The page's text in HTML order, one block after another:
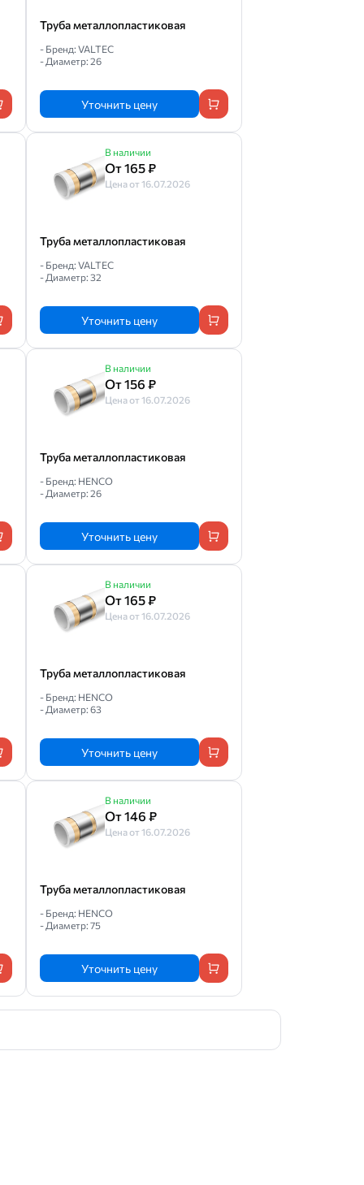
Труба металлопластиковая
- Бренд: VALTEC
- Диаметр: 26
Уточнить цену
В наличии
От 165 ₽
Цена от 16.07.2026
Труба металлопластиковая
- Бренд: VALTEC
- Диаметр: 32
Уточнить цену
В наличии
От 156 ₽
Цена от 16.07.2026
Труба металлопластиковая
- Бренд: HENCO
- Диаметр: 26
Уточнить цену
В наличии
От 165 ₽
Цена от 16.07.2026
Труба металлопластиковая
- Бренд: HENCO
- Диаметр: 63
Уточнить цену
В наличии
От 146 ₽
Цена от 16.07.2026
Труба металлопластиковая
- Бренд: HENCO
- Диаметр: 75
Уточнить цену